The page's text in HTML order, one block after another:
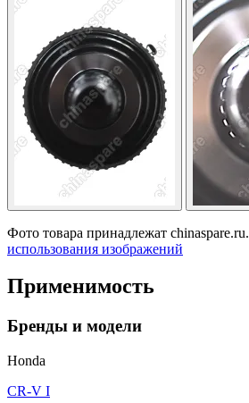
Фото товара принадлежат chinaspare.ru.
использования изображений
Применимость
Бренды и модели
Honda
CR-V I